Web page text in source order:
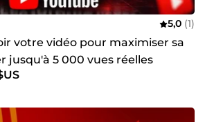
5,0 (1)
votre vidéo pour maximiser sa
jusqu'à 5 000 vues réelles